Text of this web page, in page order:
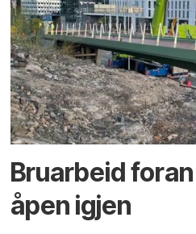
Bruarbeid
åpen igjen